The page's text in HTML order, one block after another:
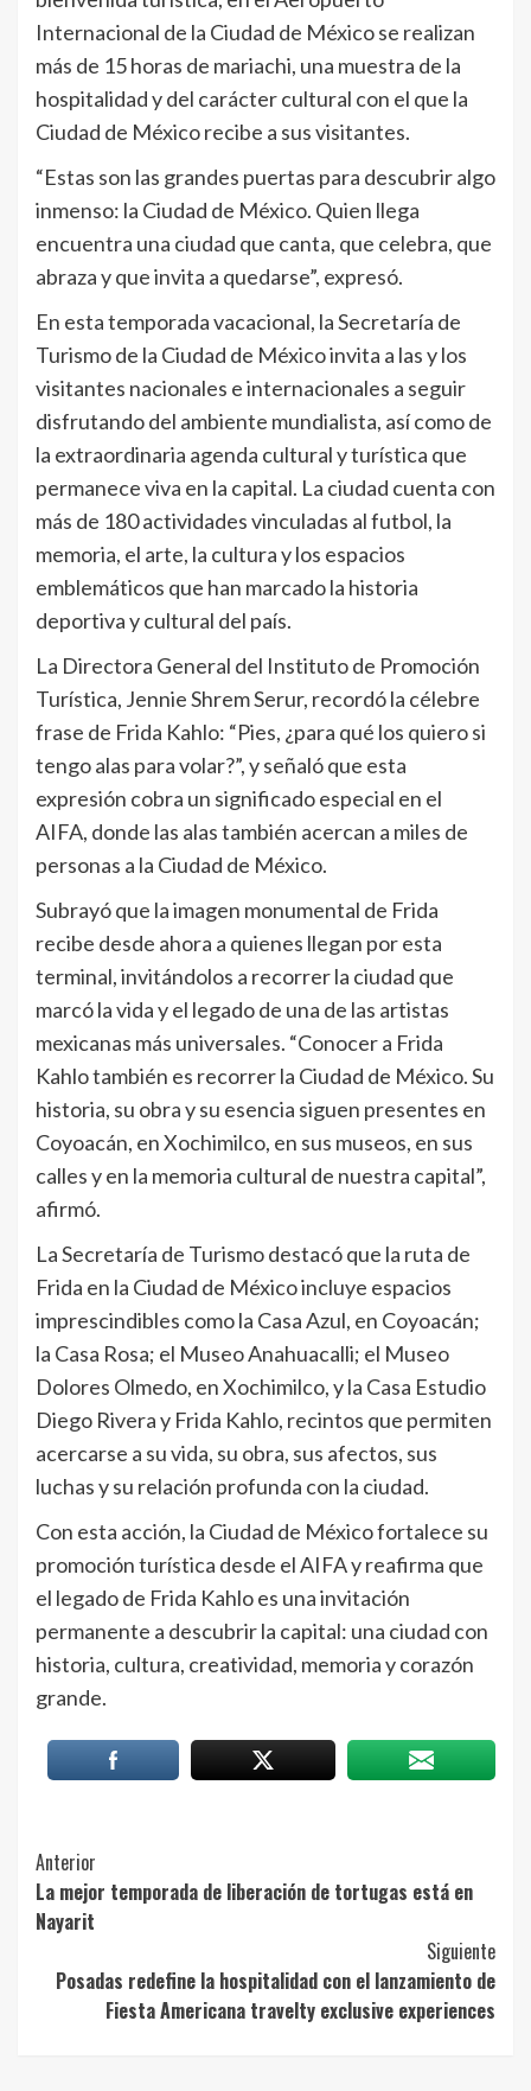
Internacional de la Ciudad de México se realizan
más de 15 horas de mariachi, una muestra de la
hospitalidad y del carácter cultural con el que la
Ciudad de México recibe a sus visitantes.
“Estas son las grandes puertas para descubrir algo
inmenso: la Ciudad de México. Quien llega
encuentra una ciudad que canta, que celebra, que
abraza y que invita a quedarse”, expresó.
En esta temporada vacacional, la Secretaría de
Turismo de la Ciudad de México invita a las y los
visitantes nacionales e internacionales a seguir
disfrutando del ambiente mundialista, así como de
la extraordinaria agenda cultural y turística que
permanece viva en la capital. La ciudad cuenta con
más de 180 actividades vinculadas al futbol, la
memoria, el arte, la cultura y los espacios
emblemáticos que han marcado la historia
deportiva y cultural del país.
La Directora General del Instituto de Promoción
Turística, Jennie Shrem Serur, recordó la célebre
frase de Frida Kahlo: “Pies, ¿para qué los quiero si
tengo alas para volar?”, y señaló que esta
expresión cobra un significado especial en el
AIFA, donde las alas también acercan a miles de
personas a la Ciudad de México.
Subrayó que la imagen monumental de Frida
recibe desde ahora a quienes llegan por esta
terminal, invitándolos a recorrer la ciudad que
marcó la vida y el legado de una de las artistas
mexicanas más universales. “Conocer a Frida
Kahlo también es recorrer la Ciudad de México. Su
historia, su obra y su esencia siguen presentes en
Coyoacán, en Xochimilco, en sus museos, en sus
calles y en la memoria cultural de nuestra capital”,
afirmó.
La Secretaría de Turismo destacó que la ruta de
Frida en la Ciudad de México incluye espacios
imprescindibles como la Casa Azul, en Coyoacán;
la Casa Rosa; el Museo Anahuacalli; el Museo
Dolores Olmedo, en Xochimilco, y la Casa Estudio
Diego Rivera y Frida Kahlo, recintos que permiten
acercarse a su vida, su obra, sus afectos, sus
luchas y su relación profunda con la ciudad.
Con esta acción, la Ciudad de México fortalece su
promoción turística desde el AIFA y reafirma que
el legado de Frida Kahlo es una invitación
permanente a descubrir la capital: una ciudad con
historia, cultura, creatividad, memoria y corazón
grande.
Post
Navigation
Anterior
La mejor temporada de liberación de tortugas está en
Nayarit
Siguiente
Posadas redefine la hospitalidad con el lanzamiento de
Fiesta Americana travelty exclusive experiences